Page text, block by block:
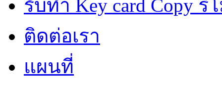
รับทำ Key card Copy
ติดต่อเรา
แผนที่